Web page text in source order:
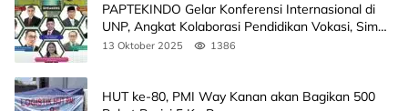
PAPTEKINDO Gelar Konferensi Internasional di
UNP, Angkat Kolaborasi Pendidikan Vokasi, Simak
Agendanya
13 Oktober 2025 1386
HUT ke-80, PMI Way Kanan akan Bagikan 500